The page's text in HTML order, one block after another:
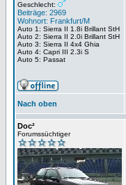
Geschlecht:
Beiträge: 2969
Wohnort: Frankfurt/M
Auto 1: Sierra II 1.8i Brillant StH
Auto 2: Sierra II 2.0i Brillant StH
Auto 3: Sierra II 4x4 Ghia
Auto 4: Capri III 2.3i S
Auto 5: Passat
Nach oben
Doc²
Forumssüchtiger